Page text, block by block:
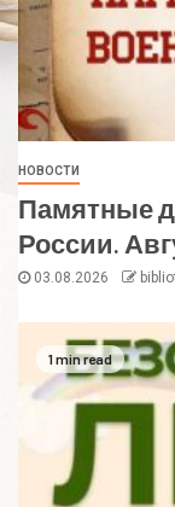
НОВОСТИ
Памятные
России.
03.08.2026
1 min read